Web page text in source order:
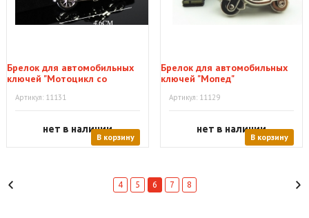
Брелок для автомобильных
ключей "Мотоцикл со
Артикул: 11131
нет в наличии
В корзину
Брелок для автомобильных
ключей "Мопед"
Артикул: 11129
нет в наличии
В корзину
4 5 6 7 8